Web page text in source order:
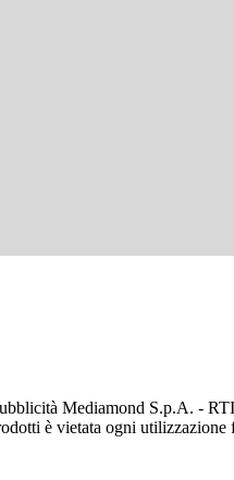
Mediamond S.p.A. -
è vietata ogni